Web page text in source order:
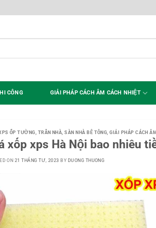
CÔNG GIẢI PHÁP CÁCH ÂM CÁCH NHIỆT
ỐP TƯỜNG, TRẦN NHÀ, SÀN NHÀ BÊ TÔNG ,GIẢI PHÁP CÁCH
xốp xps Hà Nội bao nhiêu
ON 21 THÁNG TƯ, 2023 BY DUONG THUONG